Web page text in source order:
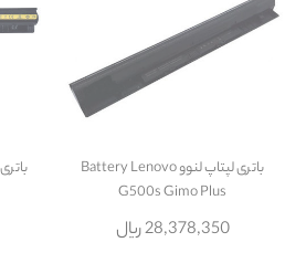
باتری لپتاپ لنوو Battery Lenovo
G500s Gimo Plus
28,378,350 ریال